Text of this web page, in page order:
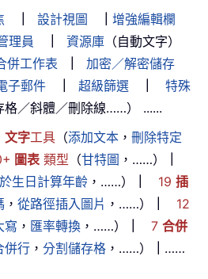
設計視圖
增強編輯欄
理員 資源庫 （自動文字）
併工作表
加密／解密儲存
子郵件 超級篩選
特殊
格／斜體／刪除線……） ......
文字工具 （添加文本 ， 刪除特定
圖表 類型 （甘特圖 ，……）
生日計算年齡 ，……） 19 插
， 從路徑插入圖片 ，……）
12
寫 ， 匯率轉換 ，……） 7 合併
併行 ， 分割儲存格 ，……）
……